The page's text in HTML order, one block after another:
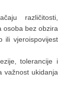
različitosti,
osoba bez obzira
ili vjeroispovijest
tolerancije i
važnost ukidanja